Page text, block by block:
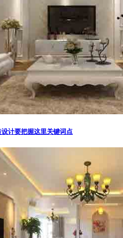
计要把握这里关键词点